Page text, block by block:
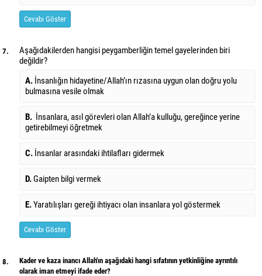
Cevabı Göster
7.
Aşağıdakilerden hangisi peygamberliğin temel gayelerinden biri
değildir?
A. İnsanlığın hidayetine/Allah’ın rızasına uygun olan doğru yolu
bulmasına vesile olmak
B. İnsanlara, asıl görevleri olan Allah’a kulluğu, gereğince yerine
getirebilmeyi öğretmek
C. İnsanlar arasındaki ihtilafları gidermek
D.Gaipten bilgi vermek
E.Yaratılışları gereği ihtiyacı olan insanlara yol göstermek
Cevabı Göster
8.
Kader ve kaza inancı Allah'ın aşağıdaki hangi sıfatının yetkinliğine ayrıntılı
olarak iman etmeyi ifade eder?